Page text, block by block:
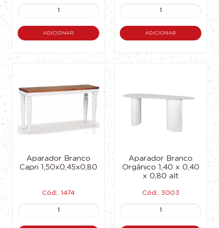
ADICIONAR ADICIONAR
Aparador Branco
Capri 1,50x0,45x0,80
Cód:. 1474
Aparador Branco
Orgânico 1,40 x 0,40
x 0,80 alt
Cód:. 3003